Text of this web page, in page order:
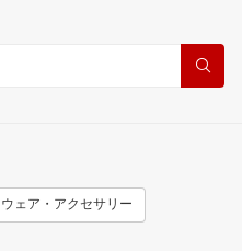
ェア・アクセサリー